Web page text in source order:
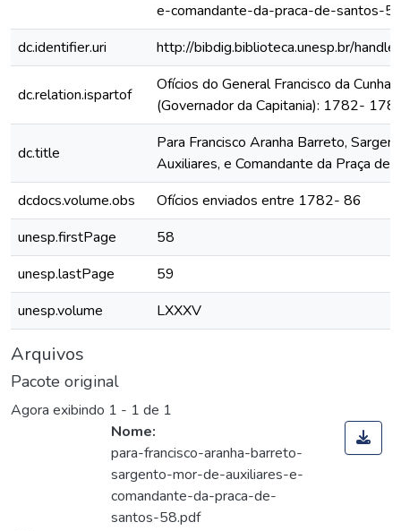
e-comandante-da-praca-de-santos-
dc.identifier.uri
http://bibdig.biblioteca.unesp.br/
dc.relation.ispartof
Ofícios do General Francisco da Cunha
(Governador da Capitania): 1782-
dc.title
Para Francisco Aranha Barreto,
Auxiliares, e Comandante da Praça de
dcdocs.volume.obs
Ofícios enviados entre 1782- 86
unesp.firstPage
58
unesp.lastPage
59
unesp.volume
LXXXV
Arquivos
Pacote original
Agora exibindo 1 - 1 de 1
Nome:
para-francisco-aranha-barreto-
sargento-mor-de-auxiliares-e-
comandante-da-praca-de-
santos-58.pdf